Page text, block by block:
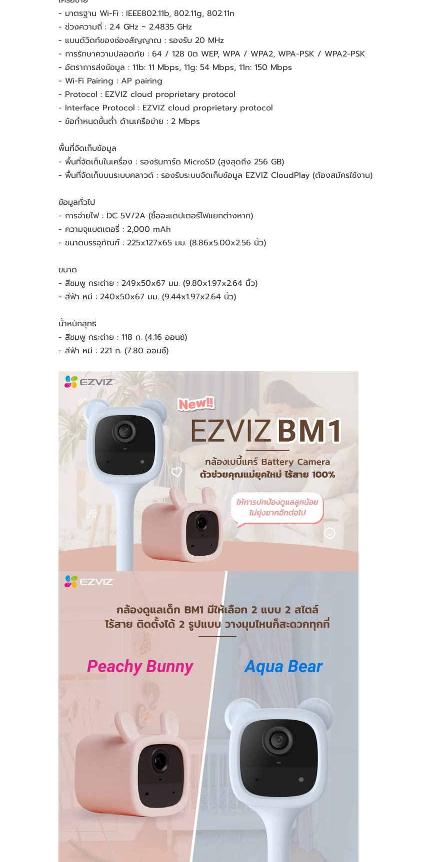
- มาตรฐาน Wi-Fi : IEEE802.11b, 802.11g, 802.11n
- ช่วงความถี่ : 2.4 GHz ~ 2.4835 GHz
- แบนด์วิดท์ของช่องสัญญาณ : รองรับ 20 MHz
- การรักษาความปลอดภัย : 64 / 128 บิต WEP, WPA / WPA2, WPA-PSK / WPA2-PSK
- อัตราการส่งข้อมูล : 11b: 11 Mbps, 11g: 54 Mbps, 11n: 150 Mbps
- Wi-Fi Pairing : AP pairing
- Protocol : EZVIZ cloud proprietary protocol
- Interface Protocol : EZVIZ cloud proprietary protocol
- ข้อกำหนดขั้นต่ำ ด้านเครือข่าย : 2 Mbps
พื้นที่จัดเก็บข้อมูล
- พื้นที่จัดเก็บในเครื่อง : รองรับการ์ด MicroSD (สูงสุดถึง 256 GB)
- พื้นที่จัดเก็บบนระบบคลาวด์ : รองรับระบบจัดเก็บข้อมูล EZVIZ CloudPlay (ต้องสมัครใช้งาน)
ข้อมูลทั่วไป
- การจ่ายไฟ : DC 5V/2A (ซื้ออะแดปเตอร์ไฟแยกต่างหาก)
- ความจุแบตเตอรี่ : 2,000 mAh
- ขนาดบรรจุภัณฑ์ : 225x127x65 มม. (8.86x5.00x2.56 นิ้ว)
ขนาด
- สีชมพู กระต่าย : 249x50x67 มม. (9.80x1.97x2.64 นิ้ว)
- สีฟ้า หมี : 240x50x67 มม. (9.44x1.97x2.64 นิ้ว)
น้ำหนักสุทธิ
- สีชมพู กระต่าย : 118 ก. (4.16 ออนซ์)
- สีฟ้า หมี : 221 ก. (7.80 ออนซ์)